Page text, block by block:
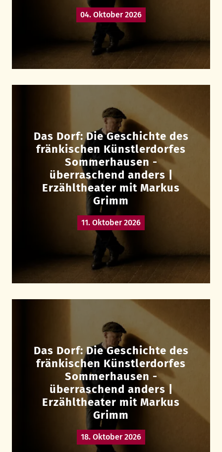
04. Oktober 2026
Das Dorf: Die Geschichte des
fränkischen Künstlerdorfes
Sommerhausen -
überraschend anders |
Erzähltheater mit Markus
Grimm
11. Oktober 2026
Das Dorf: Die Geschichte des
fränkischen Künstlerdorfes
Sommerhausen -
überraschend anders |
Erzähltheater mit Markus
Grimm
18. Oktober 2026